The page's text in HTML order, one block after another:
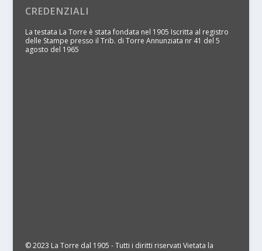
CREDENZIALI
La testata La Torre è stata fondata nel 1905 Iscritta al registro
delle Stampe presso il Trib. di Torre Annunziata nr 41 del 5
agosto del 1965
© 2023 La Torre dal 1905 - Tutti i diritti riservati Vietata la